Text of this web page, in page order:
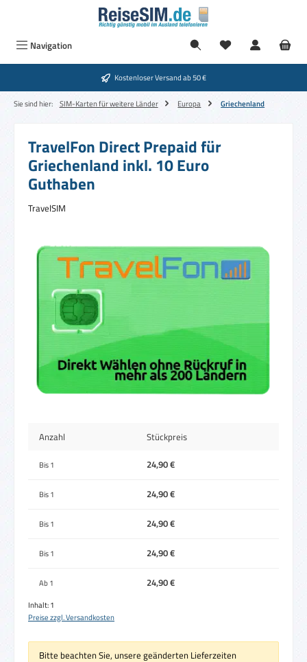
Zum Hauptinhalt springen
Navigation
Kostenloser Versand ab 50 €
Sie sind hier: SIM-Karten für weitere Länder Europa Griechenland
TravelFon Direct Prepaid für
Griechenland inkl. 10 Euro
Guthaben
TravelSIM
Bildergalerie überspringen
Anzahl Stückpreis
Bis1 24,90 €
Bis1 24,90 €
Bis1 24,90 €
Bis1 24,90 €
Ab1 24,90 €
Inhalt:1
Preise zzgl. Versandkosten
Bitte beachten Sie, unsere geänderten Lieferzeiten